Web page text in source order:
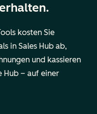
kosten Sie
in Sales Hub ab,
und kassieren
Hub – auf einer